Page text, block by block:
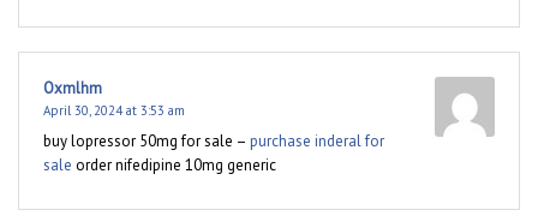
Oxmlhm
April 30, 2024 at 3:53 am
buy lopressor 50mg for sale – purchase inderal for
sale order nifedipine 10mg generic